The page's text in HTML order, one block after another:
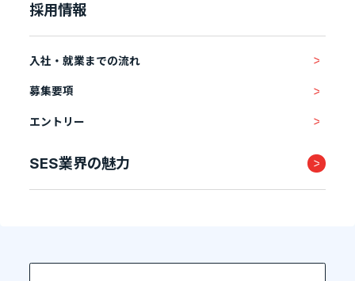
採用情報
入社・就業までの流れ
募集要項
エントリー
SES業界の魅力